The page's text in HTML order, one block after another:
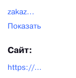
zakaz...
Показать
Сайт:
https://chuguny.ru/